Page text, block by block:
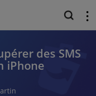
des SMS
iPhone